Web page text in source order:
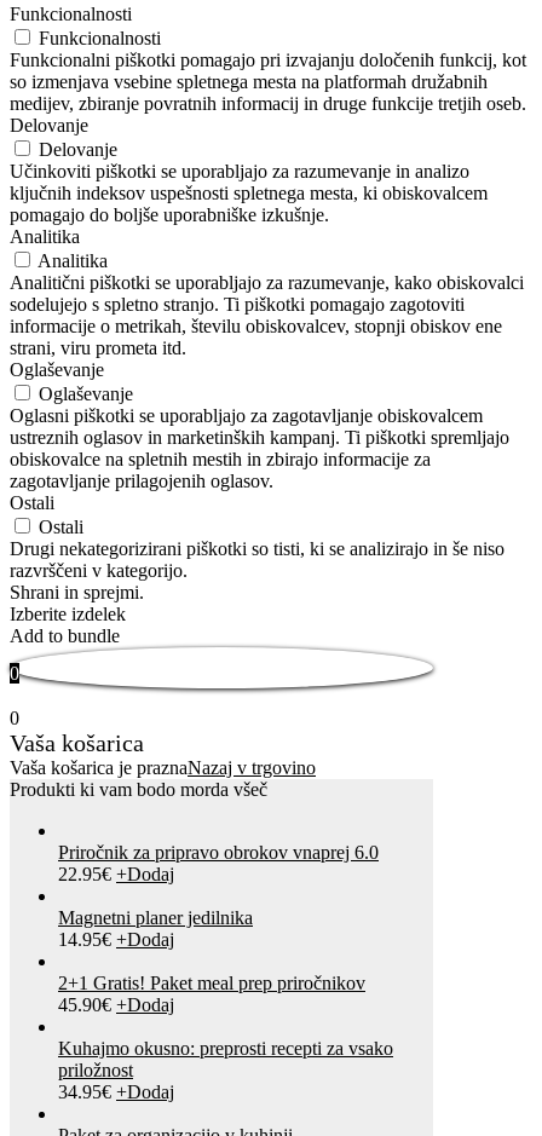
Funkcionalnosti
Funkcionalnosti
Funkcionalni piškotki pomagajo pri izvajanju določenih funkcij, kot
so izmenjava vsebine spletnega mesta na platformah družabnih
medijev, zbiranje povratnih informacij in druge funkcije tretjih oseb.
Delovanje
Delovanje
Učinkoviti piškotki se uporabljajo za razumevanje in analizo
ključnih indeksov uspešnosti spletnega mesta, ki obiskovalcem
pomagajo do boljše uporabniške izkušnje.
Analitika
Analitika
Analitični piškotki se uporabljajo za razumevanje, kako obiskovalci
sodelujejo s spletno stranjo. Ti piškotki pomagajo zagotoviti
informacije o metrikah, številu obiskovalcev, stopnji obiskov ene
strani, viru prometa itd.
Oglaševanje
Oglaševanje
Oglasni piškotki se uporabljajo za zagotavljanje obiskovalcem
ustreznih oglasov in marketinških kampanj. Ti piškotki spremljajo
obiskovalce na spletnih mestih in zbirajo informacije za
zagotavljanje prilagojenih oglasov.
Ostali
Ostali
Drugi nekategorizirani piškotki so tisti, ki se analizirajo in še niso
razvrščeni v kategorijo.
Shrani in sprejmi.
Izberite izdelek
Add to bundle
0
0
Vaša košarica
Vaša košarica je praznaNazaj v trgovino
Produkti ki vam bodo morda všeč
Priročnik za pripravo obrokov vnaprej 6.0
22.95€ +Dodaj
Magnetni planer jedilnika
14.95€ +Dodaj
2+1 Gratis! Paket meal prep priročnikov
45.90€ +Dodaj
Kuhajmo okusno: preprosti recepti za vsako
priložnost
34.95€ +Dodaj